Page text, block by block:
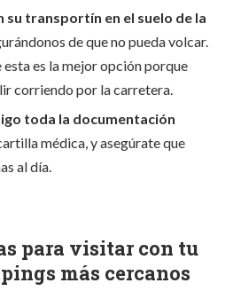
su transportín en el suelo de la
de que no pueda volcar.
esta es la mejor opción porque
corriendo por la carretera.
toda la documentación
médica, y asegúrate que
al día.
para visitar con tu
más cercanos